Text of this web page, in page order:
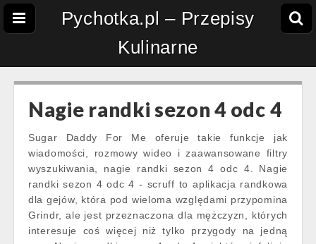
Pychotka.pl – Przepisy
Kulinarne
Nagie randki sezon 4 odc 4
Sugar Daddy For Me oferuje takie funkcje jak
wiadomości, rozmowy wideo i zaawansowane filtry
wyszukiwania, nagie randki sezon 4 odc 4. Nagie
randki sezon 4 odc 4 - scruff to aplikacja randkowa
dla gejów, która pod wieloma względami przypomina
Grindr, ale jest przeznaczona dla mężczyzn, których
interesuje coś więcej niż tylko przygody na jedną